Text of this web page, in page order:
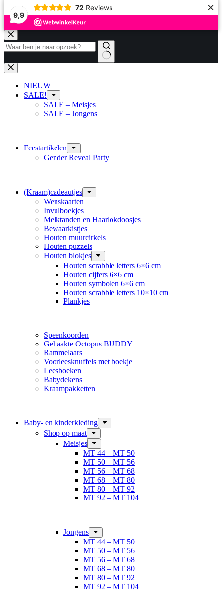
9,9
72 Reviews ×
Ga
naar
de
Geen
resultaten
NIEUW
SALE!
SALE – Meisjes
SALE – Jongens
Feestartikelen
Gender Reveal Party
(Kraam)cadeautjes
Wenskaarten
Invulboekjes
Melktanden en Haarlokdoosjes
Bewaarkistjes
Houten muurcirkels
Houten puzzels
Houten blokjes
Houten scrabble letters 6×6 cm
Houten cijfers 6×6 cm
Houten symbolen 6×6 cm
Houten scrabble letters 10×10 cm
Plankjes
Speenkoorden
Gehaakte Octopus BUDDY
Rammelaars
Voorleesknuffels met boekje
Leesboeken
Babydekens
Kraampakketten
Baby- en kinderkleding
Shop op maat
Meisjes
MT 44 – MT 50
MT 50 – MT 56
MT 56 – MT 68
MT 68 – MT 80
MT 80 – MT 92
MT 92 – MT 104
Jongens
MT 44 – MT 50
MT 50 – MT 56
MT 56 – MT 68
MT 68 – MT 80
MT 80 – MT 92
MT 92 – MT 104